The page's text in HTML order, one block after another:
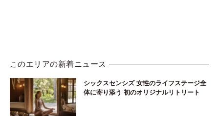
このエリアの新着ニュース
シックスセンシズ 女性のライフステージ全
体に寄り添う 初のオリジナルリトリート